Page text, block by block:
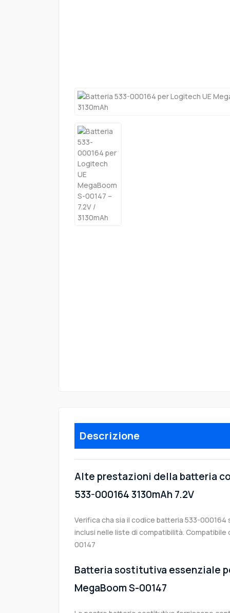
Descrizione
Alte prestazioni della batteria
533-000164 3130mAh 7.2V
Verifica cha sia il codice batteria 533-
inclusi nelle liste di compatibilità. Compatibile
00147
Batteria sostitutiva essenziale
MegaBoom S-00147